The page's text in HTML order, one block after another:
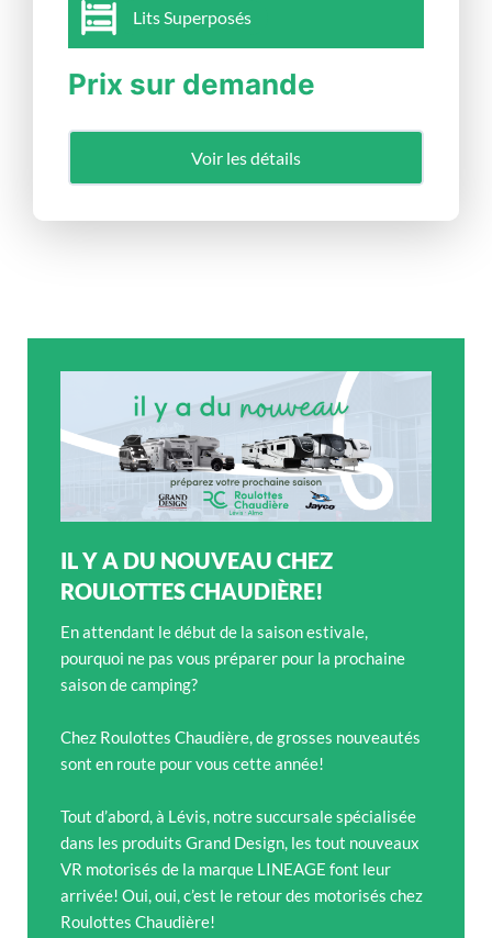
Lits Superposés
Prix sur demande
Voir les détails
IL Y A DU NOUVEAU CHEZ
ROULOTTES CHAUDIÈRE!
En attendant le début de la saison estivale,
pourquoi ne pas vous préparer pour la prochaine
saison de camping?
Chez Roulottes Chaudière, de grosses nouveautés
sont en route pour vous cette année!
Tout d’abord, à Lévis, notre succursale spécialisée
dans les produits Grand Design, les tout nouveaux
VR motorisés de la marque LINEAGE font leur
arrivée! Oui, oui, c’est le retour des motorisés chez
Roulottes Chaudière!